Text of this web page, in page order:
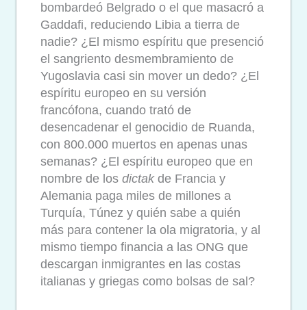
bombardeó Belgrado o el que masacró a
Gaddafi, reduciendo Libia a tierra de
nadie? ¿El mismo espíritu que presenció
el sangriento desmembramiento de
Yugoslavia casi sin mover un dedo? ¿El
espíritu europeo en su versión
francófona, cuando trató de
desencadenar el genocidio de Ruanda,
con 800.000 muertos en apenas unas
semanas? ¿El espíritu europeo que en
nombre de los dictakde Francia y
Alemania paga miles de millones a
Turquía, Túnez y quién sabe a quién
más para contener la ola migratoria, y al
mismo tiempo financia a las ONG que
descargan inmigrantes en las costas
italianas y griegas como bolsas de sal?